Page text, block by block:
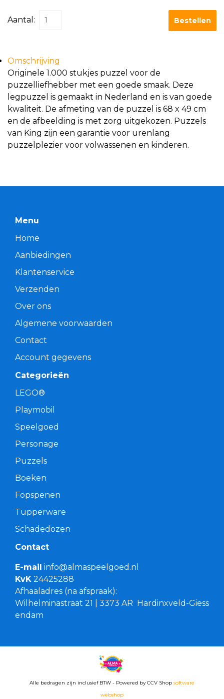
Aantal: Bestellen
Omschrijving
Originele 1.000 stukjes puzzel voor de
puzzelliefhebber met een goede smaak. Deze
legpuzzel is gemaakt in Nederland en is van goede
kwaliteit. De afmeting van de puzzel is 68 x 49 cm
en de afbeelding is met zorg uitgekozen. Puzzels
van King zijn een garantie voor urenlang
puzzelplezier voor volwassenen en kinderen.
Menu
Home
Aanbiedingen
Klantenservice
Verzenden
Over ons
Algemene voorwaarden
Contact
Account gegevens
Categorieën
LEGO®
Playmobil
Speelgoed
Personage
Puzzels
Boeken
Fopspenen
Tupperware
Schadedozen
Contact
E-mail info@almaspeelgoed.nl
KvK 24425288
Afhaaladres (na afspraak):
Wilhelminastraat 21 | 3373 AR Hardinxveld-Giess
endam
Alle bedragen zijn inclusief BTW - Powered by CCV Shop software
webshop